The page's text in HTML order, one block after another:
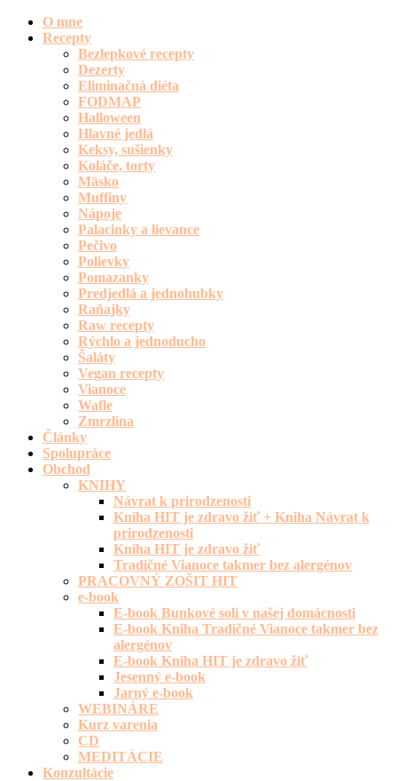
O mne
Recepty
Bezlepkové recepty
Dezerty
Eliminačná diéta
FODMAP
Halloween
Hlavné jedlá
Keksy, sušienky
Koláče, torty
Mäsko
Muffiny
Nápoje
Palacinky a lievance
Pečivo
Polievky
Pomazanky
Predjedlá a jednohubky
Raňajky
Raw recepty
Rýchlo a jednoducho
Šaláty
Vegan recepty
Vianoce
Wafle
Zmrzlina
Články
Spolupráce
Obchod
KNIHY
Návrat k prirodzenosti
Kniha HIT je zdravo žiť + Kniha Návrat k
prirodzenosti
Kniha HIT je zdravo žiť
Tradičné Vianoce takmer bez alergénov
PRACOVNÝ ZOŠIT HIT
e-book
E-book Bunkové soli v našej domácnosti
E-book Kniha Tradičné Vianoce takmer bez
alergénov
E-book Kniha HIT je zdravo žiť
Jesenný e-book
Jarný e-book
WEBINÁRE
Kurz varenia
CD
MEDITÁCIE
Konzultácie